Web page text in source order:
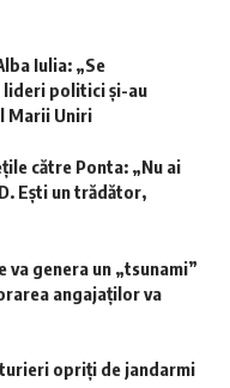
Iulia: „Se
lideri politici și-au
Marii Uniri
către Ponta: „Nu ai
Ești un trădător,
genera un „tsunami”
angajaților va
opriți de jandarmi